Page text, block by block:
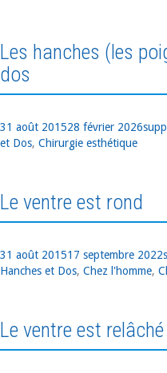
Les hanches (les
dos
Publié
le
31 août 201528 février 2026
et Dos, Chirurgie esthétique
Le ventre est rond
Publié
le
31 août 201517 septembre 2022
Hanches et Dos, Chez l'homme,
Le ventre est relâché